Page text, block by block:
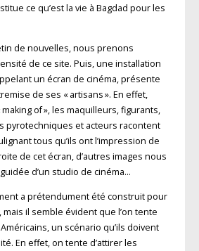
ce qu’est la vie à Bagdad pour les
de nouvelles, nous prenons
de ce site. Puis, une installation
un écran de cinéma, présente
de ses « artisans ». En effet,
of », les maquilleurs, figurants,
pyrotechniques et acteurs racontent
tous qu’ils ont l’impression de
de cet écran, d’autres images nous
d’un studio de cinéma…
a prétendument été construit pour
il semble évident que l’on tente
un scénario qu’ils doivent
En effet, on tente d’attirer les